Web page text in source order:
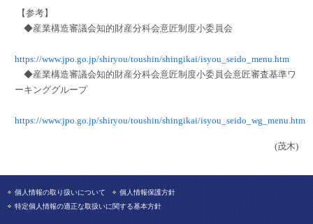
【参考】
◆産業構造審議会知的財産分科会意匠制度小委員会
https://www.jpo.go.jp/shiryou/toushin/shingikai/isyou_seido_menu.htm
◆産業構造審議会知的財産分科会意匠制度小委員会意匠審査基準ワ
ーキンググループ
https://www.jpo.go.jp/shiryou/toushin/shingikai/isyou_seido_wg_menu.htm
(茂木)
個人情報の取り扱いについて
個人情報保護方針
特定個人情報の適正な取扱いに関する基本方針